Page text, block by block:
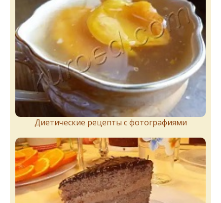
Диетические рецепты с фотографиями